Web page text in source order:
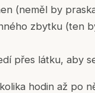
(neměl by
zbytku (ten
přes látku, aby
hodin až po